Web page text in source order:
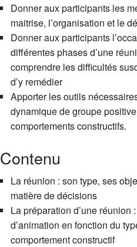
Donner aux participants les
maitrise, l’organisation et le
Donner aux participants
différentes phases d’une
comprendre les difficultés
d’y remédier
Apporter les outils
dynamique de groupe
comportements constructifs.
Contenu
La réunion : son type, ses
matière de décisions
La préparation d’une réunion
d’animation en fonction du
comportement constructif